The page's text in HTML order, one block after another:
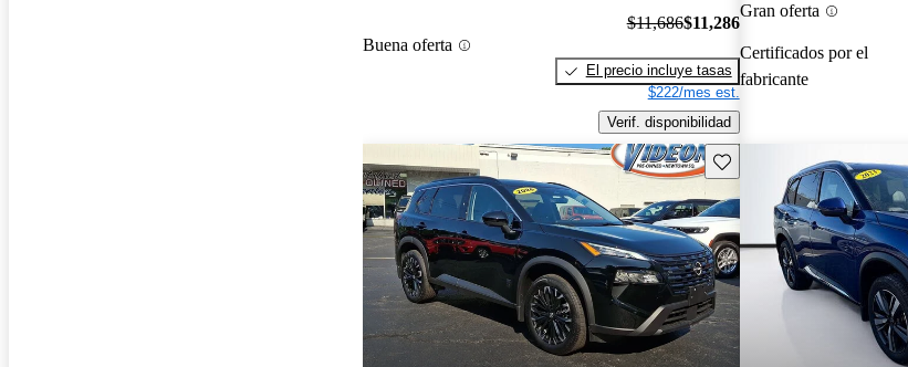
Buena oferta
$11,686$11,286
El precio incluye tasas
$222/mes est.
Verif. disponibilidad
Gran oferta
Certificados por el
fabricante
Guarda este Aviso